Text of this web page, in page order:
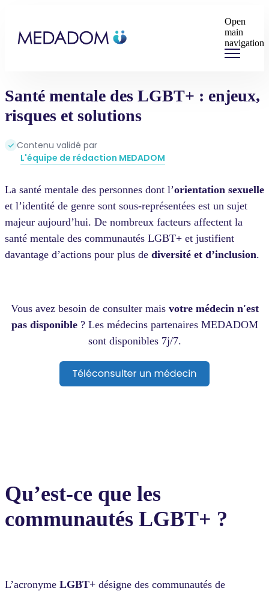
Open
main
navigation
Santé mentale des LGBT+ : enjeux,
risques et solutions
Contenu validé par
L'équipe de rédaction MEDADOM
La santé mentale des personnes dont l’orientation sexuelle
et l’identité de genre sont sous-représentées est un sujet
majeur aujourd’hui. De nombreux facteurs affectent la
santé mentale des communautés LGBT+ et justifient
davantage d’actions pour plus de diversité et d’inclusion.
Vous avez besoin de consulter mais votre médecin n'est
pas disponible? Les médecins partenaires MEDADOM
sont disponibles 7j/7.
Qu’est-ce que les
communautés LGBT+ ?
L’acronyme LGBT+ désigne des communautés de